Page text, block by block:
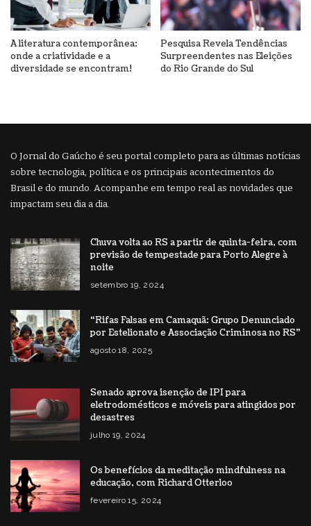
A literatura contemporânea:
onde a criatividade e a
diversidade se encontram!
Pesquisa Revela Tendências
Surpreendentes nas Eleições
do Rio Grande do Sul
O Jornal do Gaúcho é seu portal completo para as últimas notícias
sobre tecnologia, política e os principais acontecimentos do
Brasil e do mundo. Acompanhe em tempo real as novidades que
impactam seu dia a dia.
Chuva volta ao RS a partir de quinta-feira, com
previsão de tempestade para Porto Alegre à
noite
setembro 19, 2024
“Rifas Falsas em Camaquã: Grupo Denunciado
por Estelionato e Associação Criminosa no RS”
agosto 18, 2025
Senado aprova isenção de IPI para
eletrodomésticos e móveis para atingidos por
desastres
julho 19, 2024
Os benefícios da meditação mindfulness na
educação, com Richard Otterloo
fevereiro 15, 2024